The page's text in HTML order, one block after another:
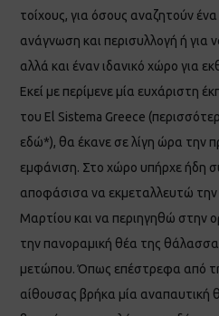
τοίχους, για όσους αναζητούν
ανάγνωση και περισυλλογή ή για
αλλά και έναν ιδανικό χώρο για
Εκεί με περίμενε μία ευχάριστη
του El Sistema Greece
εδώ*), θα έκανε σε λίγη ώρα την
εμφάνιση. Στο χώρο υπήρχε ήδη
αποφάσισα να εκμεταλλευτώ την
Μαρτίου και να περιηγηθώ στην
την πανοραμική θέα της
μετώπου. Όπως επέστρεφα από
αίθουσας βρήκα μία αναπαυτική